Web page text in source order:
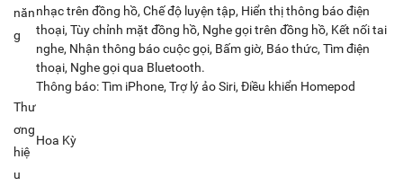
năn
g
nhạc trên đồng hồ, Chế độ luyện tập, Hiển thị thông báo điện
thoại, Tùy chỉnh mặt đồng hồ, Nghe gọi trên đồng hồ, Kết nối tai
nghe, Nhận thông báo cuộc gọi, Bấm giờ, Báo thức, Tìm điện
thoại, Nghe gọi qua Bluetooth.
Thông báo: Tìm iPhone, Trợ lý ảo Siri, Điều khiển Homepod
Thư
ơng
hiệ
u
Hoa Kỳ